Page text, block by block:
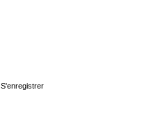
S'enregistrer